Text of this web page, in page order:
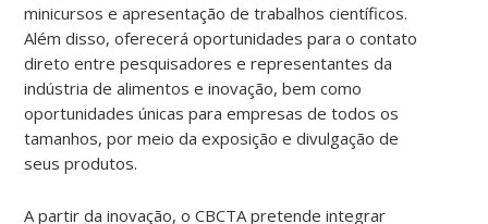
minicursos e apresentação de trabalhos científicos.
Além disso, oferecerá oportunidades para o contato
direto entre pesquisadores e representantes da
indústria de alimentos e inovação, bem como
oportunidades únicas para empresas de todos os
tamanhos, por meio da exposição e divulgação de
seus produtos.
A partir da inovação, o CBCTA pretende integrar